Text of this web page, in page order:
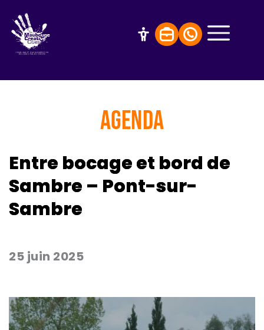
AGENDA
Entre bocage et bord de
Sambre – Pont-sur-
Sambre
25 juin 2025